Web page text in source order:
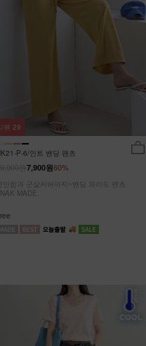
P-6/인트 밴딩 팬츠
60%
7,900원
안함과 군살커버까지~밴딩 와이드 팬츠
MADE.
뷰 29